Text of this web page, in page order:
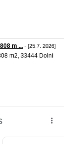
m ... - [25.7. 2026]
m2, 33444 Dolní